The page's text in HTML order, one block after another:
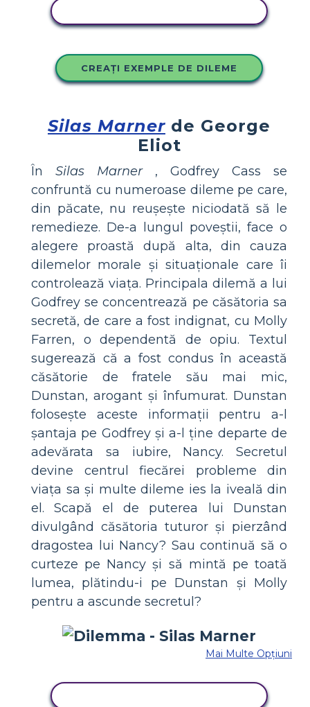
CREAȚI EXEMPLE DE DILEME
Silas Marner de George
Eliot
În Silas Marner, Godfrey Cass se
confruntă cu numeroase dileme pe care,
din păcate, nu reușește niciodată să le
remedieze. De-a lungul poveștii, face o
alegere proastă după alta, din cauza
dilemelor morale și situaționale care îi
controlează viața. Principala dilemă a lui
Godfrey se concentrează pe căsătoria sa
secretă, de care a fost indignat, cu Molly
Farren, o dependentă de opiu. Textul
sugerează că a fost condus în această
căsătorie de fratele său mai mic,
Dunstan, arogant și înfumurat. Dunstan
folosește aceste informații pentru a-l
șantaja pe Godfrey și a-l ține departe de
adevărata sa iubire, Nancy. Secretul
devine centrul fiecărei probleme din
viața sa și multe dileme ies la iveală din
el. Scapă el de puterea lui Dunstan
divulgând căsătoria tuturor și pierzând
dragostea lui Nancy? Sau continuă să o
curteze pe Nancy și să mintă pe toată
lumea, plătindu-i pe Dunstan și Molly
pentru a ascunde secretul?
Mai Multe Opțiuni